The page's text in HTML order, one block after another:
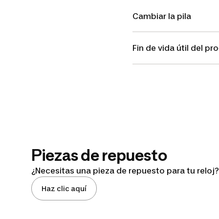
Cambiar la pila
Fin de vida útil del
Piezas de repuesto
¿Necesitas una pieza de repuesto para tu reloj?
Haz clic aquí